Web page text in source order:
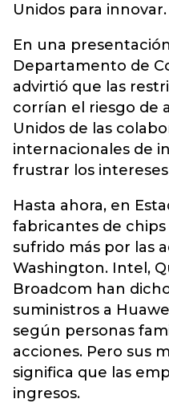
Unidos para innovar.
En una
Departamento de
advirtió que las
corrían el riesgo de
Unidos de las
internacionales de
frustrar los
Hasta ahora, en
fabricantes de
sufrido más por las
Washington. Intel,
Broadcom han
suministros a
según personas
acciones. Pero sus
significa que las
ingresos.